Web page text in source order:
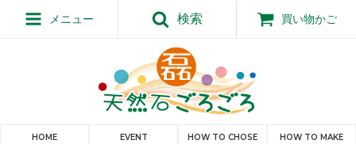
メニュー 検索 買い物かご
HOME EVENT HOW TO CHOSE HOW TO MAKE